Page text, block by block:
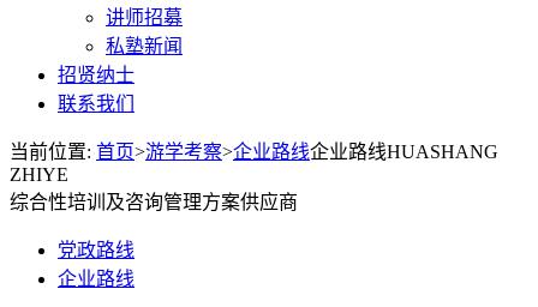
讲师招募
私塾新闻
招贤纳士
联系我们
当前位置: 首页>游学考察>企业路线企业路线HUASHANG
ZHIYE
综合性培训及咨询管理方案供应商
党政路线
企业路线